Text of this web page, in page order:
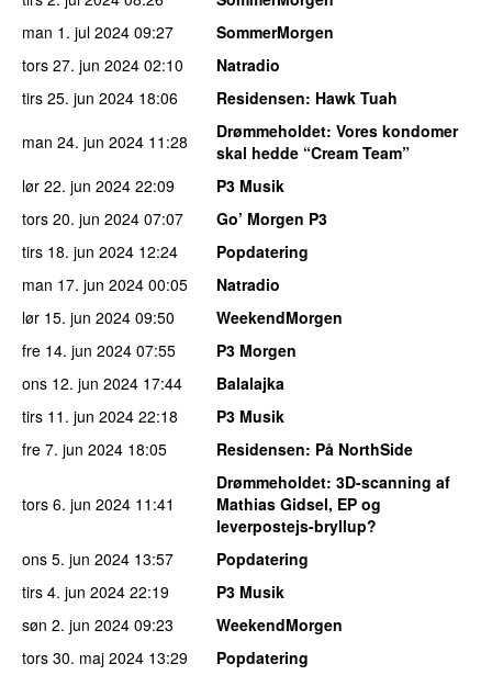
man 1. jul 2024 09:27
SommerMorgen
tors 27. jun 2024 02:10
Natradio
tirs 25. jun 2024 18:06 Residensen: Hawk Tuah
man 24. jun 2024 11:28 Drømmeholdet: Vores kondomer
skal hedde “Cream Team”
lør 22. jun 2024 22:09
P3 Musik
tors 20. jun 2024 07:07
Go’ Morgen P3
tirs 18. jun 2024 12:24
Popdatering
man 17. jun 2024 00:05
Natradio
lør 15. jun 2024 09:50
WeekendMorgen
fre 14. jun 2024 07:55
P3 Morgen
ons 12. jun 2024 17:44
Balalajka
tirs 11. jun 2024 22:18
P3 Musik
fre 7. jun 2024 18:05 Residensen: På NorthSide
tors 6. jun 2024 11:41
Drømmeholdet: 3D-scanning af
Mathias Gidsel, EP og
leverpostejs-bryllup?
ons 5. jun 2024 13:57
Popdatering
tirs 4. jun 2024 22:19
P3 Musik
søn 2. jun 2024 09:23
WeekendMorgen
tors 30. maj 2024 13:29
Popdatering